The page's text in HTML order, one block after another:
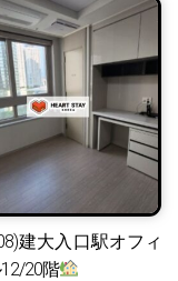
建大入口駅オフィ
20階